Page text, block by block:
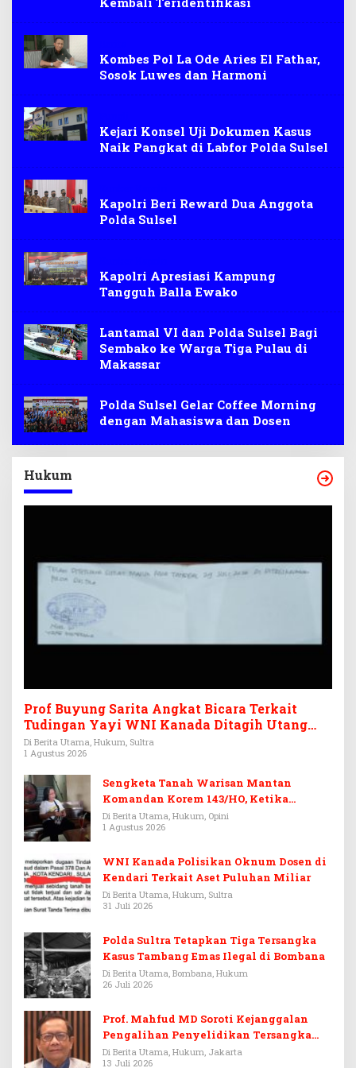
Kombes Pol La Ode Aries El Fathar,
Sosok Luwes dan Harmoni
Kejari Konsel Uji Dokumen Kasus
Naik Pangkat di Labfor Polda Sulsel
Kapolri Beri Reward Dua Anggota
Polda Sulsel
Kapolri Apresiasi Kampung
Tangguh Balla Ewako
Lantamal VI dan Polda Sulsel Bagi
Sembako ke Warga Tiga Pulau di
Makassar
Polda Sulsel Gelar Coffee Morning
dengan Mahasiswa dan Dosen
Hukum
Prof Buyung Sarita Angkat Bicara Terkait
Tudingan Yayi WNI Kanada Ditagih Utang
Rp3,6 Miliar
Di Berita Utama, Hukum, Sultra
1 Agustus 2026
Sengketa Tanah Warisan Mantan
Komandan Korem 143/HO, Ketika
Warisan Menjadi Arena Pemerasan
Di Berita Utama, Hukum, Opini
1 Agustus 2026
WNI Kanada Polisikan Oknum Dosen di
Kendari Terkait Aset Puluhan Miliar
Di Berita Utama, Hukum, Sultra
31 Juli 2026
Polda Sultra Tetapkan Tiga Tersangka
Kasus Tambang Emas Ilegal di Bombana
Di Berita Utama, Bombana, Hukum
26 Juli 2026
Prof. Mahfud MD Soroti Kejanggalan
Pengalihan Penyelidikan Tersangka
Febrie Adriansyah
Di Berita Utama, Hukum, Jakarta
13 Juli 2026